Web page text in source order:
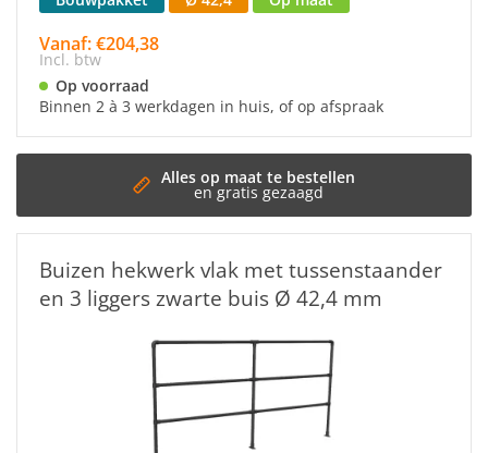
Vanaf: €204,38
Incl. btw
Op voorraad
Binnen 2 à 3 werkdagen in huis, of op afspraak
Buizen hekwerk vlak met tussenstaander
en 3 liggers zwarte buis Ø 42,4 mm